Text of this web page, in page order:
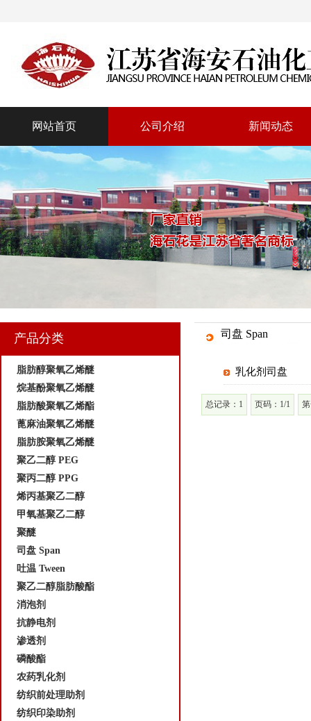
网站首页 公司介绍 新闻动态
产品分类
脂肪醇聚氧乙烯醚
烷基酚聚氧乙烯醚
脂肪酸聚氧乙烯酯
蓖麻油聚氧乙烯醚
脂肪胺聚氧乙烯醚
聚乙二醇 PEG
聚丙二醇 PPG
烯丙基聚乙二醇
甲氧基聚乙二醇
聚醚
司盘 Span
吐温 Tween
聚乙二醇脂肪酸酯
消泡剂
抗静电剂
渗透剂
磷酸酯
农药乳化剂
纺织前处理助剂
纺织印染助剂
司盘 Span
乳化剂司盘
总记录：1 页码：1/1